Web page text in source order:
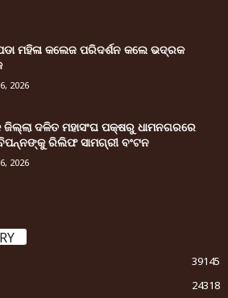
ମହିଳା କଲେଜ ପରିଦର୍ଶନ କଲେ ଭଦ୍ରକ
2026
ଦଳିତ ମହାସଂଘ ପକ୍ଷରୁ ଧାମନଗରରେ
ରିଲିଫ ସାମଗ୍ରୀ ବଂଟନ
2026
39145
24318